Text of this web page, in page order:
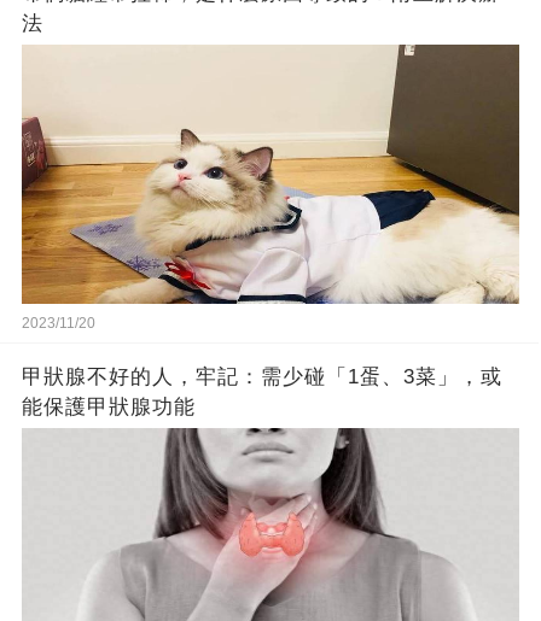
法
2023/11/20
甲狀腺不好的人，牢記：需少碰「1蛋、3菜」，或
能保護甲狀腺功能